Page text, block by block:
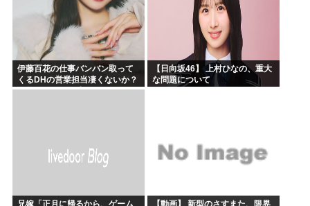
伊藤百花の仕事バンバン取って
くるDHの営業担当凄くないか？
今年のボーナス凄いことになり
【日向坂46】 上村ひなの、重大
な問題について
兄嫁「正月に帰るから、ゲーム 【動画】 新型のさすまた、限界